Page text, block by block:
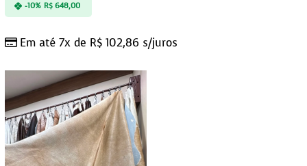
Em até 7x de R$ 102,86 s/juros
-10% R$648,00